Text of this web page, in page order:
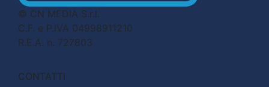
© CN MEDIA S.r.l.
C.F. e P.IVA 04998911210
R.E.A. n. 727803
CONTATTI